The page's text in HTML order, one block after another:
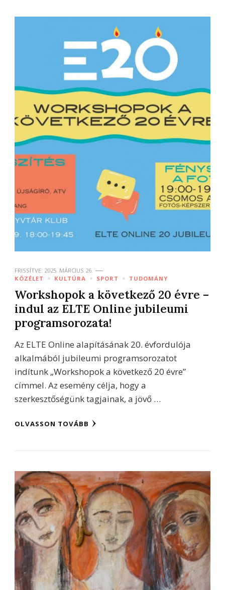
FRISSÍTVE: 2025. MÁRCIUS 26.
KÖZÉLET
KULTÚRA SPORT TUDOMÁNY
Workshopok a következő 20 évre –
indul az ELTE Online jubileumi
programsorozata!
Az ELTE Online alapításának 20. évfordulója
alkalmából jubileumi programsorozatot
indítunk „Workshopok a következő 20 évre”
címmel. Az esemény célja, hogy a
szerkesztőségünk tagjainak, a jövő …
OLVASSON TOVÁBB